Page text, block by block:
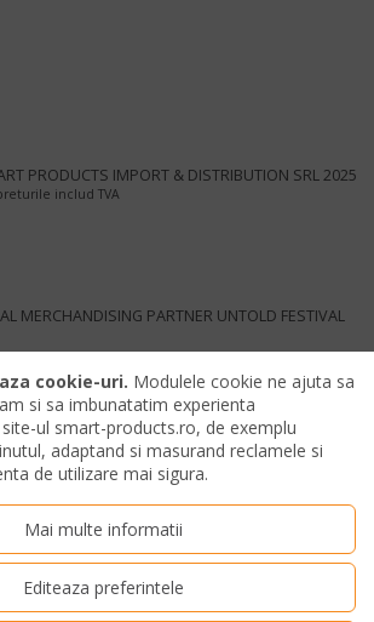
PRODUCTS IMPORT & DISTRIBUTION SRL 2025
includ TVA
MERCHANDISING PARTNER UNTOLD FESTIVAL
cookie-uri. Modulele cookie ne ajuta sa
si sa imbunatatim experienta
ul smart-products.ro, de exemplu
adaptand si masurand reclamele si
de utilizare mai sigura.
Mai multe informatii
Editeaza preferintele